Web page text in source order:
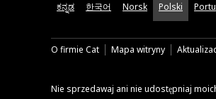
ಕನ್ನಡ 한국어 Norsk Polski
O firmie Cat Mapa witryny
Nie sprzedawaj ani nie udostępniaj